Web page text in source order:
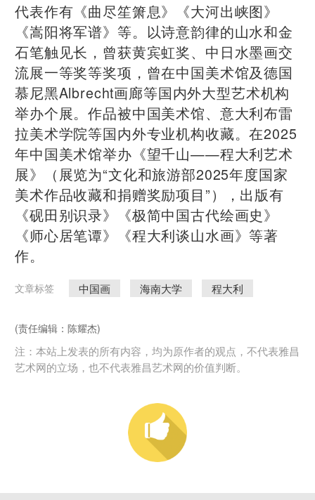
代表作有《曲尽笙箫息》《大河出峡图》
《嵩阳将军谱》等。以诗意韵律的山水和金
石笔触见长，曾获黄宾虹奖、中日水墨画交
流展一等奖等奖项，曾在中国美术馆及德国
慕尼黑Albrecht画廊等国内外大型艺术机构
举办个展。作品被中国美术馆、意大利布雷
拉美术学院等国内外专业机构收藏。在2025
年中国美术馆举办《望千山——程大利艺术
展》（展览为“文化和旅游部2025年度国家
美术作品收藏和捐赠奖励项目”），出版有
《砚田别识录》《极简中国古代绘画史》
《师心居笔谭》《程大利谈山水画》等著
作。
文章标签 中国画 海南大学 程大利
(责任编辑：陈耀杰)
注：本站上发表的所有内容，均为原作者的观点，不代表雅昌
艺术网的立场，也不代表雅昌艺术网的价值判断。